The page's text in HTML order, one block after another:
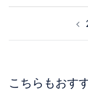
こちらもおす